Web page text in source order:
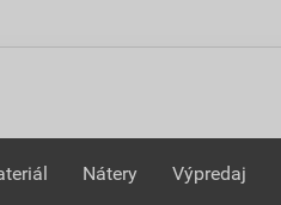
Nátery Výpredaj